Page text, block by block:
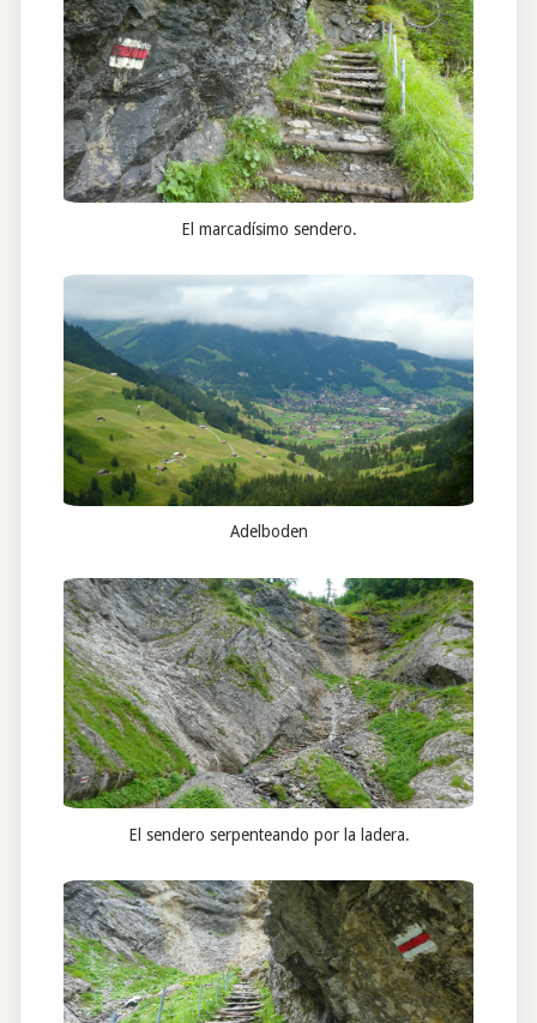
El marcadísimo sendero.
Adelboden
El sendero serpenteando por la ladera.